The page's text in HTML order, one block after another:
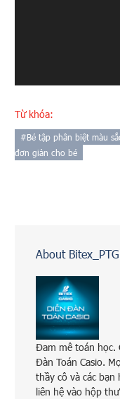
Từ khóa:
#Bé tập phân biệt màu
đơn giản cho bé
About
Đam mê toán học.
Đàn Toán Casio.
thầy cô và các bạn
liên hệ vào hộp